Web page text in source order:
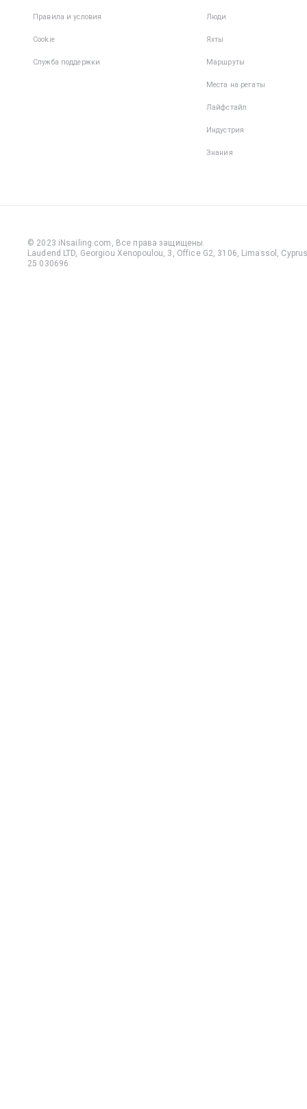
Правила и условия
Cookie
Служба поддержки
Люди
Яхты
Маршруты
Места на регаты
Лайфстайл
Индустрия
Знания
© 2023 iNsailing.com, Все права защищены.
Laudend LTD, Georgiou Xenopoulou, 3, Office G2, 3106, Limassol,
25 030696